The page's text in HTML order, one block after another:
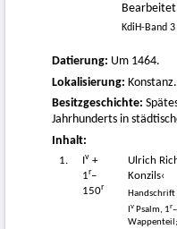
KdiH-Band 3
Datierung: Um 1464.
Lokalisierung: Konstanz.
Besitzgeschichte:
Jahrhunderts in
Inhalt:
1. v +
1r–
150r
Ulrich
Konzils‹
Handschrift
Iv Psalm, 1r